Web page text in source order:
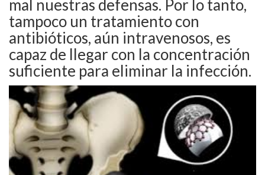
mal nuestras defensas. Por lo tanto,
tampoco un tratamiento con
antibióticos, aún intravenosos, es
capaz de llegar con la concentración
suficiente para eliminar la infección.